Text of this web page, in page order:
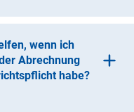
Möglichkeiten
für
(externer Link)
wenn ich
Abrechnung
habe?